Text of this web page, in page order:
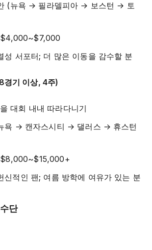
(뉴욕 → 필라델피아 → 보스턴 → 토
$4,000~$7,000
성 서포터; 더 많은 이동을 감수할 분
경기 이상, 4주)
대회 내내 따라다니기
욕 → 캔자스시티 → 댈러스 → 휴스턴
$8,000~$15,000+
신적인 팬; 여름 방학에 여유가 있는 분
단